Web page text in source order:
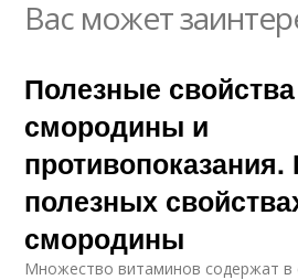
Вас может
Полезные
смородины и
полезных
смородины
Множество витаминов содержат в